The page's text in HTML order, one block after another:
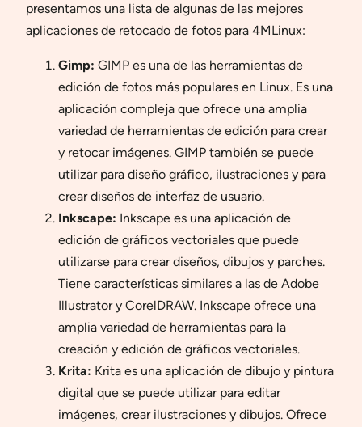
presentamos una lista de algunas de las mejores
aplicaciones de retocado de fotos para 4MLinux:
Gimp: GIMP es una de las herramientas de
edición de fotos más populares en Linux. Es una
aplicación compleja que ofrece una amplia
variedad de herramientas de edición para crear
y retocar imágenes. GIMP también se puede
utilizar para diseño gráfico, ilustraciones y para
crear diseños de interfaz de usuario.
Inkscape: Inkscape es una aplicación de
edición de gráficos vectoriales que puede
utilizarse para crear diseños, dibujos y parches.
Tiene características similares a las de Adobe
Illustrator y CorelDRAW. Inkscape ofrece una
amplia variedad de herramientas para la
creación y edición de gráficos vectoriales.
Krita: Krita es una aplicación de dibujo y pintura
digital que se puede utilizar para editar
imágenes, crear ilustraciones y dibujos. Ofrece